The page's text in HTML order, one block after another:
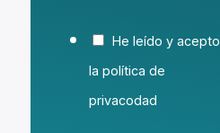
He leído y acepto
la política de
privacodad